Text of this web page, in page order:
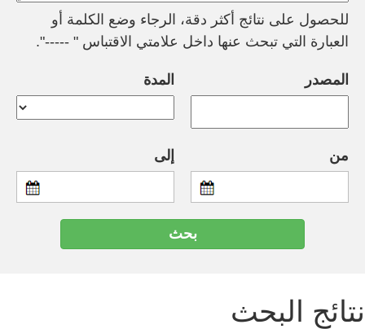
للحصول على نتائج أكثر دقة، الرجاء وضع الكلمة أو
العبارة التي تبحث عنها داخل علامتي الاقتباس " -----".
المصدر المدة
من إلى
نتائج البحث